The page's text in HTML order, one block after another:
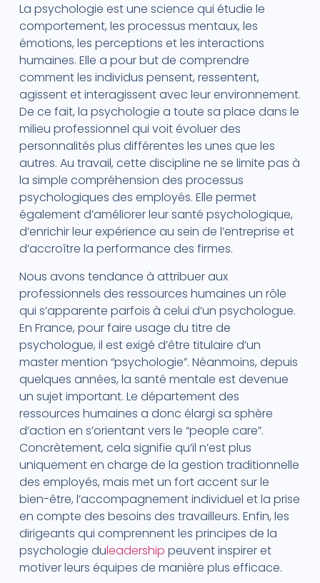
La psychologie est une science qui étudie le
comportement, les processus mentaux, les
émotions, les perceptions et les interactions
humaines. Elle a pour but de comprendre
comment les individus pensent, ressentent,
agissent et interagissent avec leur environnement.
De ce fait, la psychologie a toute sa place dans le
milieu professionnel qui voit évoluer des
personnalités plus différentes les unes que les
autres. Au travail, cette discipline ne se limite pas à
la simple compréhension des processus
psychologiques des employés. Elle permet
également d’améliorer leur santé psychologique,
d’enrichir leur expérience au sein de l’entreprise et
d’accroître la performance des firmes.
Nous avons tendance à attribuer aux
professionnels des ressources humaines un rôle
qui s’apparente parfois à celui d’un psychologue.
En France, pour faire usage du titre de
psychologue, il est exigé d’être titulaire d’un
master mention “psychologie”. Néanmoins, depuis
quelques années, la santé mentale est devenue
un sujet important. Le département des
ressources humaines a donc élargi sa sphère
d’action en s’orientant vers le “people care”.
Concrètement, cela signifie qu’il n’est plus
uniquement en charge de la gestion traditionnelle
des employés, mais met un fort accent sur le
bien-être, l’accompagnement individuel et la prise
en compte des besoins des travailleurs. Enfin, les
dirigeants qui comprennent les principes de la
psychologie duleadership peuvent inspirer et
motiver leurs équipes de manière plus efficace.